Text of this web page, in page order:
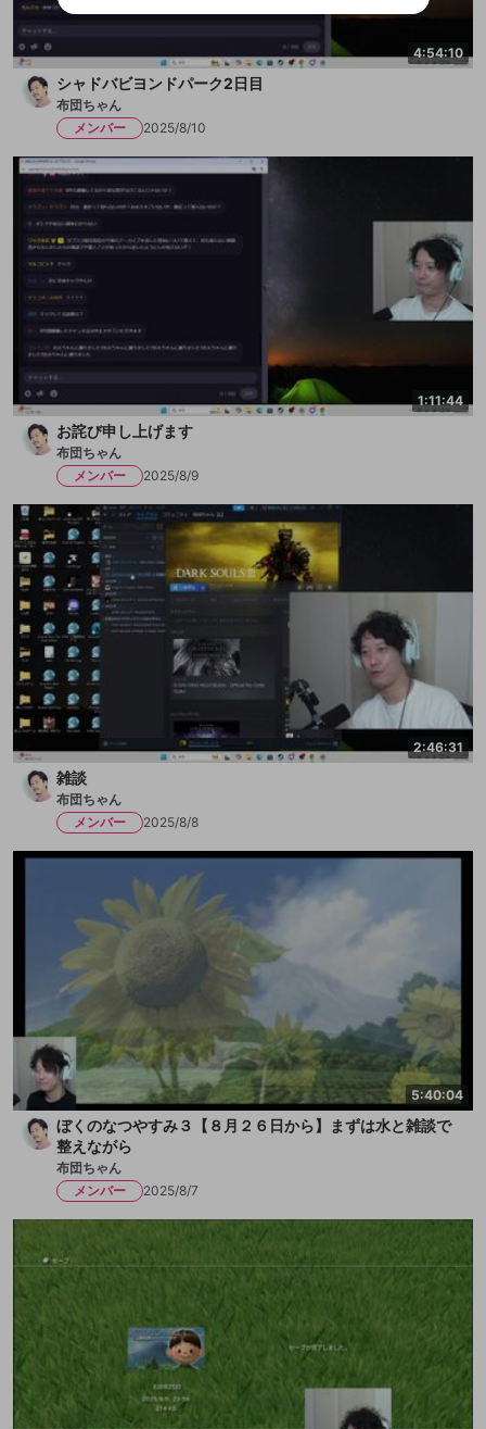
4:54:10
シャドバビヨンドパーク2日目
布団ちゃん
メンバー
2025/8/10
1:11:44
お詫び申し上げます
布団ちゃん
メンバー
2025/8/9
2:46:31
雑談
布団ちゃん
メンバー
2025/8/8
5:40:04
ぼくのなつやすみ３【８月２６日から】まずは水と雑談で
整えながら
布団ちゃん
メンバー
2025/8/7
プライバシーポリシー
サービスとのID連携に関する同意事項に同意頂いた上
で、次にお進みください
アカウント作成
mellow-fanからのお得な情報をメールで受
プライバシーポリシー
サービスとのID連携に関する同意事項に同意頂いた上
で、次にお進みください
ねずみ講やマルチ商法
誤解を招く配信設定
ゲームの録画禁止区域の配信
改造版・海賊版ソフトの配信
その他の問題
閉じる
外部サービスとのID連携に関する同意事項
Discordとは？